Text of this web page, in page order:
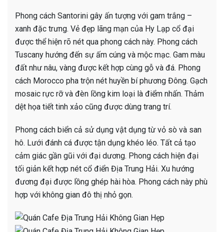
Phong cách Santorini gây ấn tượng với gam trắng –
xanh đặc trưng. Vẻ đẹp lãng mạn của Hy Lạp cổ đại
được thể hiện rõ nét qua phong cách này. Phong cách
Tuscany hướng đến sự ấm cúng và mộc mạc. Gam màu
đất như nâu, vàng được kết hợp cùng gỗ và đá. Phong
cách Morocco pha trộn nét huyền bí phương Đông. Gạch
mosaic rực rỡ và đèn lồng kim loại là điểm nhấn. Thảm
dệt họa tiết tinh xảo cũng được dùng trang trí.
Phong cách biển cả sử dụng vật dụng từ vỏ sò và san
hô. Lưới đánh cá được tận dụng khéo léo. Tất cả tạo
cảm giác gần gũi với đại dương. Phong cách hiện đại
tối giản kết hợp nét cổ điển Địa Trung Hải. Xu hướng
đương đại được lồng ghép hài hòa. Phong cách này phù
hợp với không gian đô thị nhỏ gọn.